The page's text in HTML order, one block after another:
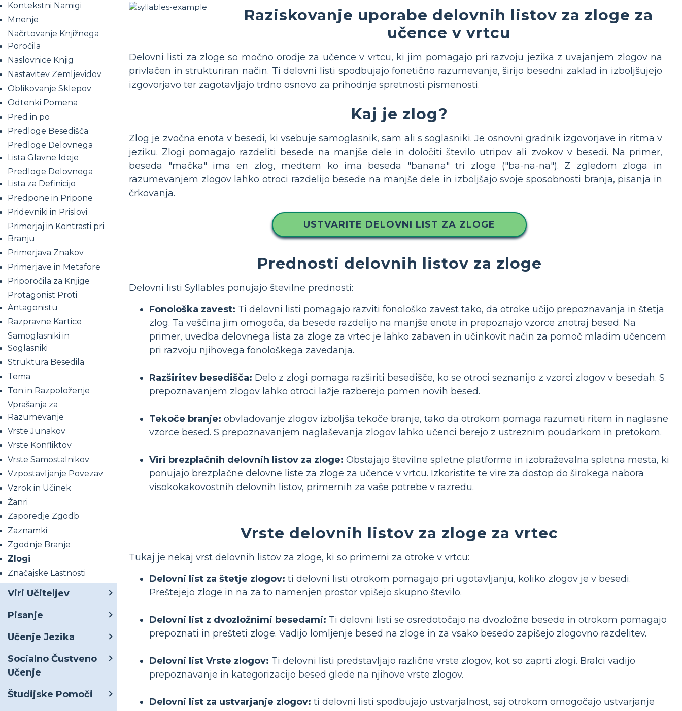
Kontekstni Namigi
Mnenje
Načrtovanje Knjižnega
Poročila
Naslovnice Knjig
Nastavitev Zemljevidov
Oblikovanje Sklepov
Odtenki Pomena
Pred in po
Predloge Besedišča
Predloge Delovnega
Lista Glavne Ideje
Predloge Delovnega
Lista za Definicijo
Predpone in Pripone
Pridevniki in Prislovi
Primerjaj in Kontrasti pri
Branju
Primerjava Znakov
Primerjave in Metafore
Priporočila za Knjige
Protagonist Proti
Antagonistu
Razpravne Kartice
Samoglasniki in
Soglasniki
Struktura Besedila
Tema
Ton in Razpoloženje
Vprašanja za
Razumevanje
Vrste Junakov
Vrste Konfliktov
Vrste Samostalnikov
Vzpostavljanje Povezav
Vzrok in Učinek
Žanri
Zaporedje Zgodb
Zaznamki
Zgodnje Branje
Zlogi
Značajske Lastnosti
Viri Učiteljev
Pisanje
Učenje Jezika
Socialno Čustveno
Učenje
Študijske Pomoči
Raziskovanje uporabe delovnih listov za zloge za
učence v vrtcu
Delovni listi za zloge so močno orodje za učence v vrtcu, ki jim pomagajo pri razvoju jezika z uvajanjem zlogov na
privlačen in strukturiran način. Ti delovni listi spodbujajo fonetično razumevanje, širijo besedni zaklad in izboljšujejo
izgovorjavo ter zagotavljajo trdno osnovo za prihodnje spretnosti pismenosti.
Kaj je zlog?
Zlog je zvočna enota v besedi, ki vsebuje samoglasnik, sam ali s soglasniki. Je osnovni gradnik izgovorjave in ritma v
jeziku. Zlogi pomagajo razdeliti besede na manjše dele in določiti število utripov ali zvokov v besedi. Na primer,
beseda "mačka" ima en zlog, medtem ko ima beseda "banana" tri zloge ("ba-na-na"). Z zgledom zloga in
razumevanjem zlogov lahko otroci razdelijo besede na manjše dele in izboljšajo svoje sposobnosti branja, pisanja in
črkovanja.
USTVARITE DELOVNI LIST ZA ZLOGE
Prednosti delovnih listov za zloge
Delovni listi Syllables ponujajo številne prednosti:
Fonološka zavest: Ti delovni listi pomagajo razviti fonološko zavest tako, da otroke učijo prepoznavanja in štetja
zlog. Ta veščina jim omogoča, da besede razdelijo na manjše enote in prepoznajo vzorce znotraj besed. Na
primer, uvedba delovnega lista za zloge za vrtec je lahko zabaven in učinkovit način za pomoč mladim učencem
pri razvoju njihovega fonološkega zavedanja.
Razširitev besedišča: Delo z zlogi pomaga razširiti besedišče, ko se otroci seznanijo z vzorci zlogov v besedah. S
prepoznavanjem zlogov lahko otroci lažje razberejo pomen novih besed.
Tekoče branje: obvladovanje zlogov izboljša tekoče branje, tako da otrokom pomaga razumeti ritem in naglasne
vzorce besed. S prepoznavanjem naglaševanja zlogov lahko učenci berejo z ustreznim poudarkom in pretokom.
Viri brezplačnih delovnih listov za zloge: Obstajajo številne spletne platforme in izobraževalna spletna mesta, ki
ponujajo brezplačne delovne liste za zloge za učence v vrtcu. Izkoristite te vire za dostop do širokega nabora
visokokakovostnih delovnih listov, primernih za vaše potrebe v razredu.
Vrste delovnih listov za zloge za vrtec
Tukaj je nekaj vrst delovnih listov za zloge, ki so primerni za otroke v vrtcu:
Delovni list za štetje zlogov: ti delovni listi otrokom pomagajo pri ugotavljanju, koliko zlogov je v besedi.
Preštejejo zloge in na za to namenjen prostor vpišejo skupno število.
Delovni list z dvozložnimi besedami: Ti delovni listi se osredotočajo na dvozložne besede in otrokom pomagajo
prepoznati in prešteti zloge. Vadijo lomljenje besed na zloge in za vsako besedo zapišejo zlogovno razdelitev.
Delovni list Vrste zlogov: Ti delovni listi predstavljajo različne vrste zlogov, kot so zaprti zlogi. Bralci vadijo
prepoznavanje in kategorizacijo besed glede na njihove vrste zlogov.
Delovni list za ustvarjanje zlogov: ti delovni listi spodbujajo ustvarjalnost, saj otrokom omogočajo ustvarjanje